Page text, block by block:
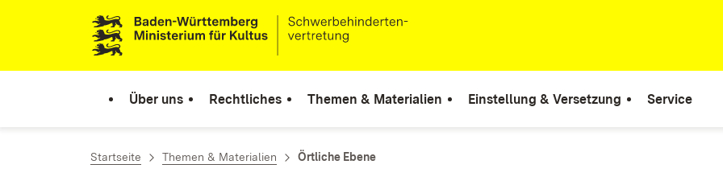
Zum Inhalt springen
Link zur Startseite
Über uns Rechtliches Themen & Materialien Einstellung & Versetzung Service
Startseite Themen & Materialien Örtliche Ebene